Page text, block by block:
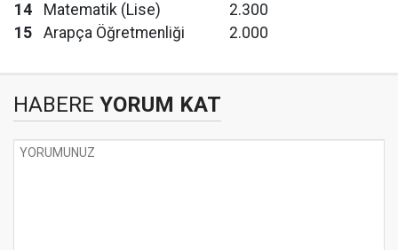
14
Matematik (Lise)
2.300
15
Arapça Öğretmenliği 2.000
HABERE YORUM KAT